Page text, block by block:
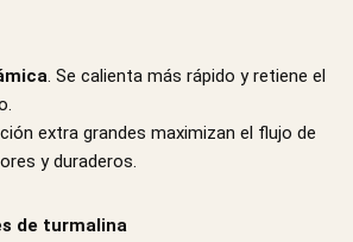
. Se calienta más rápido y retiene el
extra grandes maximizan el flujo de
y duraderos.
de turmalina